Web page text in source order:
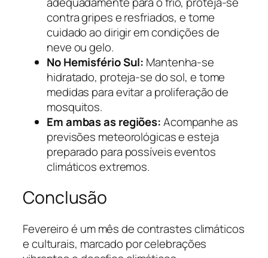
contra gripes e resfriados, e tome
cuidado ao dirigir em condições de
neve ou gelo.
No Hemisfério Sul: Mantenha-se
hidratado, proteja-se do sol, e tome
medidas para evitar a proliferação de
mosquitos.
Em ambas as regiões:Acompanhe as
previsões meteorológicas e esteja
preparado para possíveis eventos
climáticos extremos.
Conclusão
Fevereiro é um mês de contrastes climáticos
e culturais, marcado por celebrações